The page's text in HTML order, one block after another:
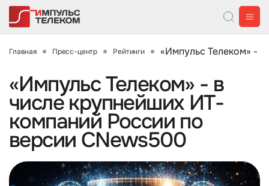
Главная Пресс-центр Рейтинги «Импульс Телеком» -
«Импульс Телеком» - в
числе крупнейших ИТ-
компаний России по
версии CNews500